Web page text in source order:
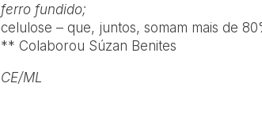
ferro fundido;
celulose – que, juntos, somam mais de
** Colaborou Súzan Benites
CE/ML